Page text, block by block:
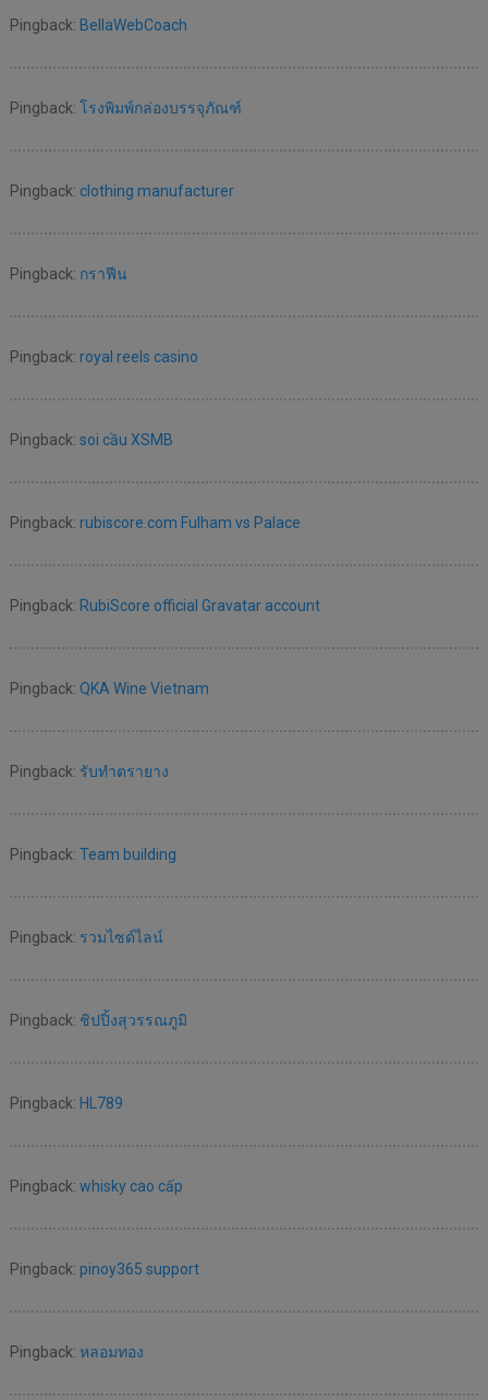
Pingback: BellaWebCoach
Pingback: โรงพิมพ์กล่องบรรจุภัณฑ์
Pingback: clothing manufacturer
Pingback: กราฟีน
Pingback: royal reels casino
Pingback: soi cầu XSMB
Pingback: rubiscore.com Fulham vs Palace
Pingback: RubiScore official Gravatar account
Pingback: QKA Wine Vietnam
Pingback: รับทำตรายาง
Pingback: Team building
Pingback: รวมไซด์ไลน์
Pingback: ชิปปิ้งสุวรรณภูมิ
Pingback: HL789
Pingback: whisky cao cấp
Pingback: pinoy365 support
Pingback: หลอมทอง